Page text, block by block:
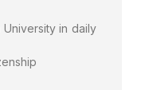
in daily